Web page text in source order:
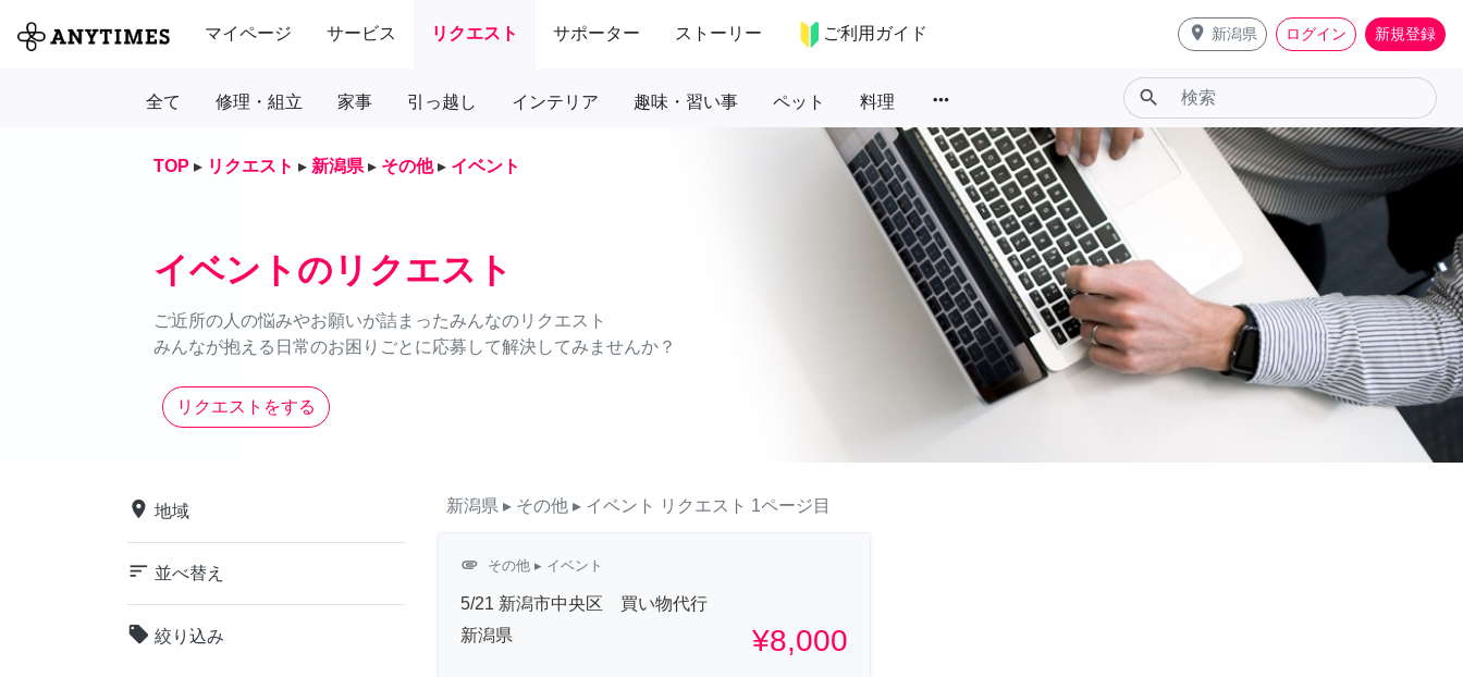
マイページ サービス リクエスト サポーター ストーリー ご利用ガイド place 新潟県 ログイン 新規登録
全て 修理・組立 家事 引っ越し インテリア 趣味・習い事 ペット 料理 more_horiz search
TOP ▸ リクエスト ▸ 新潟県 ▸ その他 ▸ イベント
イベントのリクエスト
ご近所の人の悩みやお願いが詰まったみんなのリクエスト
みんなが抱える日常のお困りごとに応募して解決してみませんか？
リクエストをする
place 地域
sort 並べ替え
local_offer 絞り込み
新潟県 ▸ その他 ▸ イベント リクエスト 1ページ目
attachment その他 ▸ イベント
5/21 新潟市中央区 買い物代行
新潟県
¥8,000